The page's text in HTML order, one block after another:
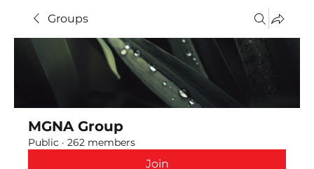
Groups
MGNA Group
Public · 262 members
Join